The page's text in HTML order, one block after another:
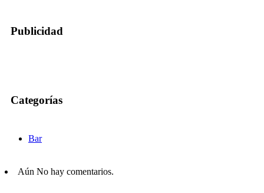
Publicidad
Categorías
Bar
Aún No hay comentarios.